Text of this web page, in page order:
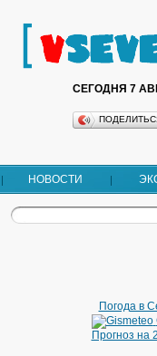
СЕГОДНЯ 7
НОВОСТИ
Погода в
Прогноз на